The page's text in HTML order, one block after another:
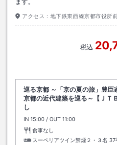
ます。
アクセス： 地下鉄東西線京都市役所
税込
巡る京都 ～「京の夏の旅」豊臣
京都の近代建築を巡る～【ＪＴ
し
IN チェックイン
15:00 / OUT チェックアウト
11:00
食事なし
スーペリアツイン禁煙２・３名 37